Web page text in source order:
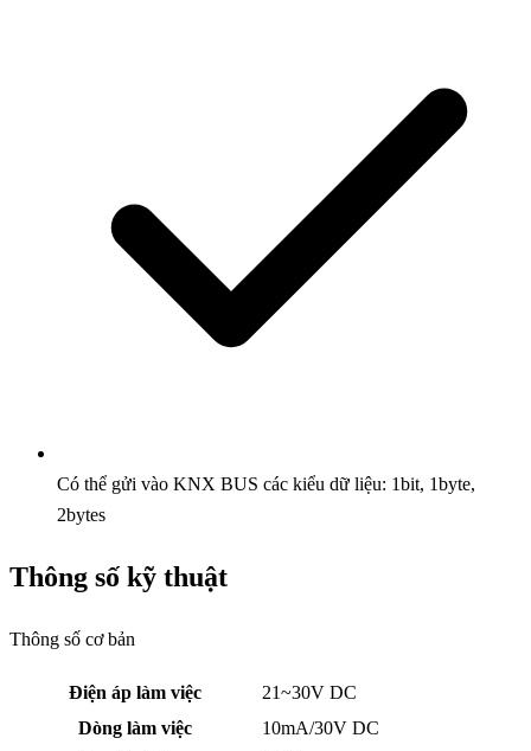
Có thể gửi vào KNX BUS các kiểu dữ liệu: 1bit, 1byte,
2bytes
Thông số kỹ thuật
Thông số cơ bản
Điện áp làm việc
21~30V DC
Dòng làm việc
10mA/30V DC